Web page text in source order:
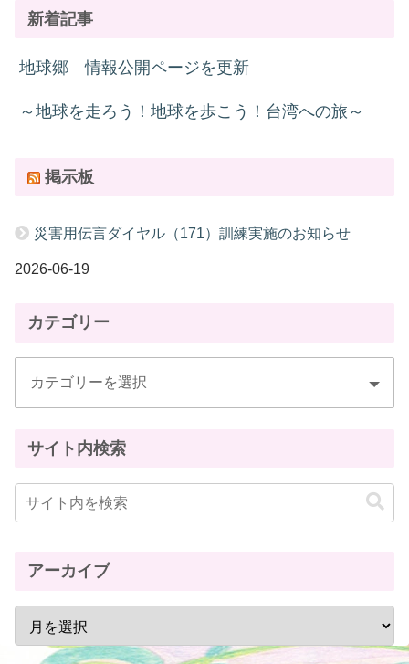
新着記事
地球郷 情報公開ページを更新
～地球を走ろう！地球を歩こう！台湾への旅～
掲示板
災害用伝言ダイヤル（171）訓練実施のお知らせ
2026-06-19
カテゴリー
サイト内検索
アーカイブ